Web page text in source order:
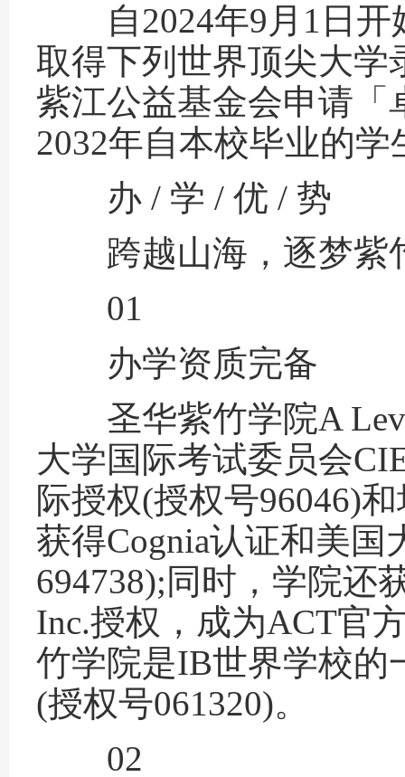
自2024年9月1日开
取得下列世界顶尖大学
紫江公益基金会申请「
2032年自本校毕业的学
办 / 学 / 优 / 势
跨越山海，逐梦紫
01
办学资质完备
圣华紫竹学院A
大学国际考试委员会
际授权(授权号96046)
获得Cognia认证和美国
694738);同时，学院还
Inc.授权，成为ACT官
竹学院是IB世界学校的
(授权号061320)。
02